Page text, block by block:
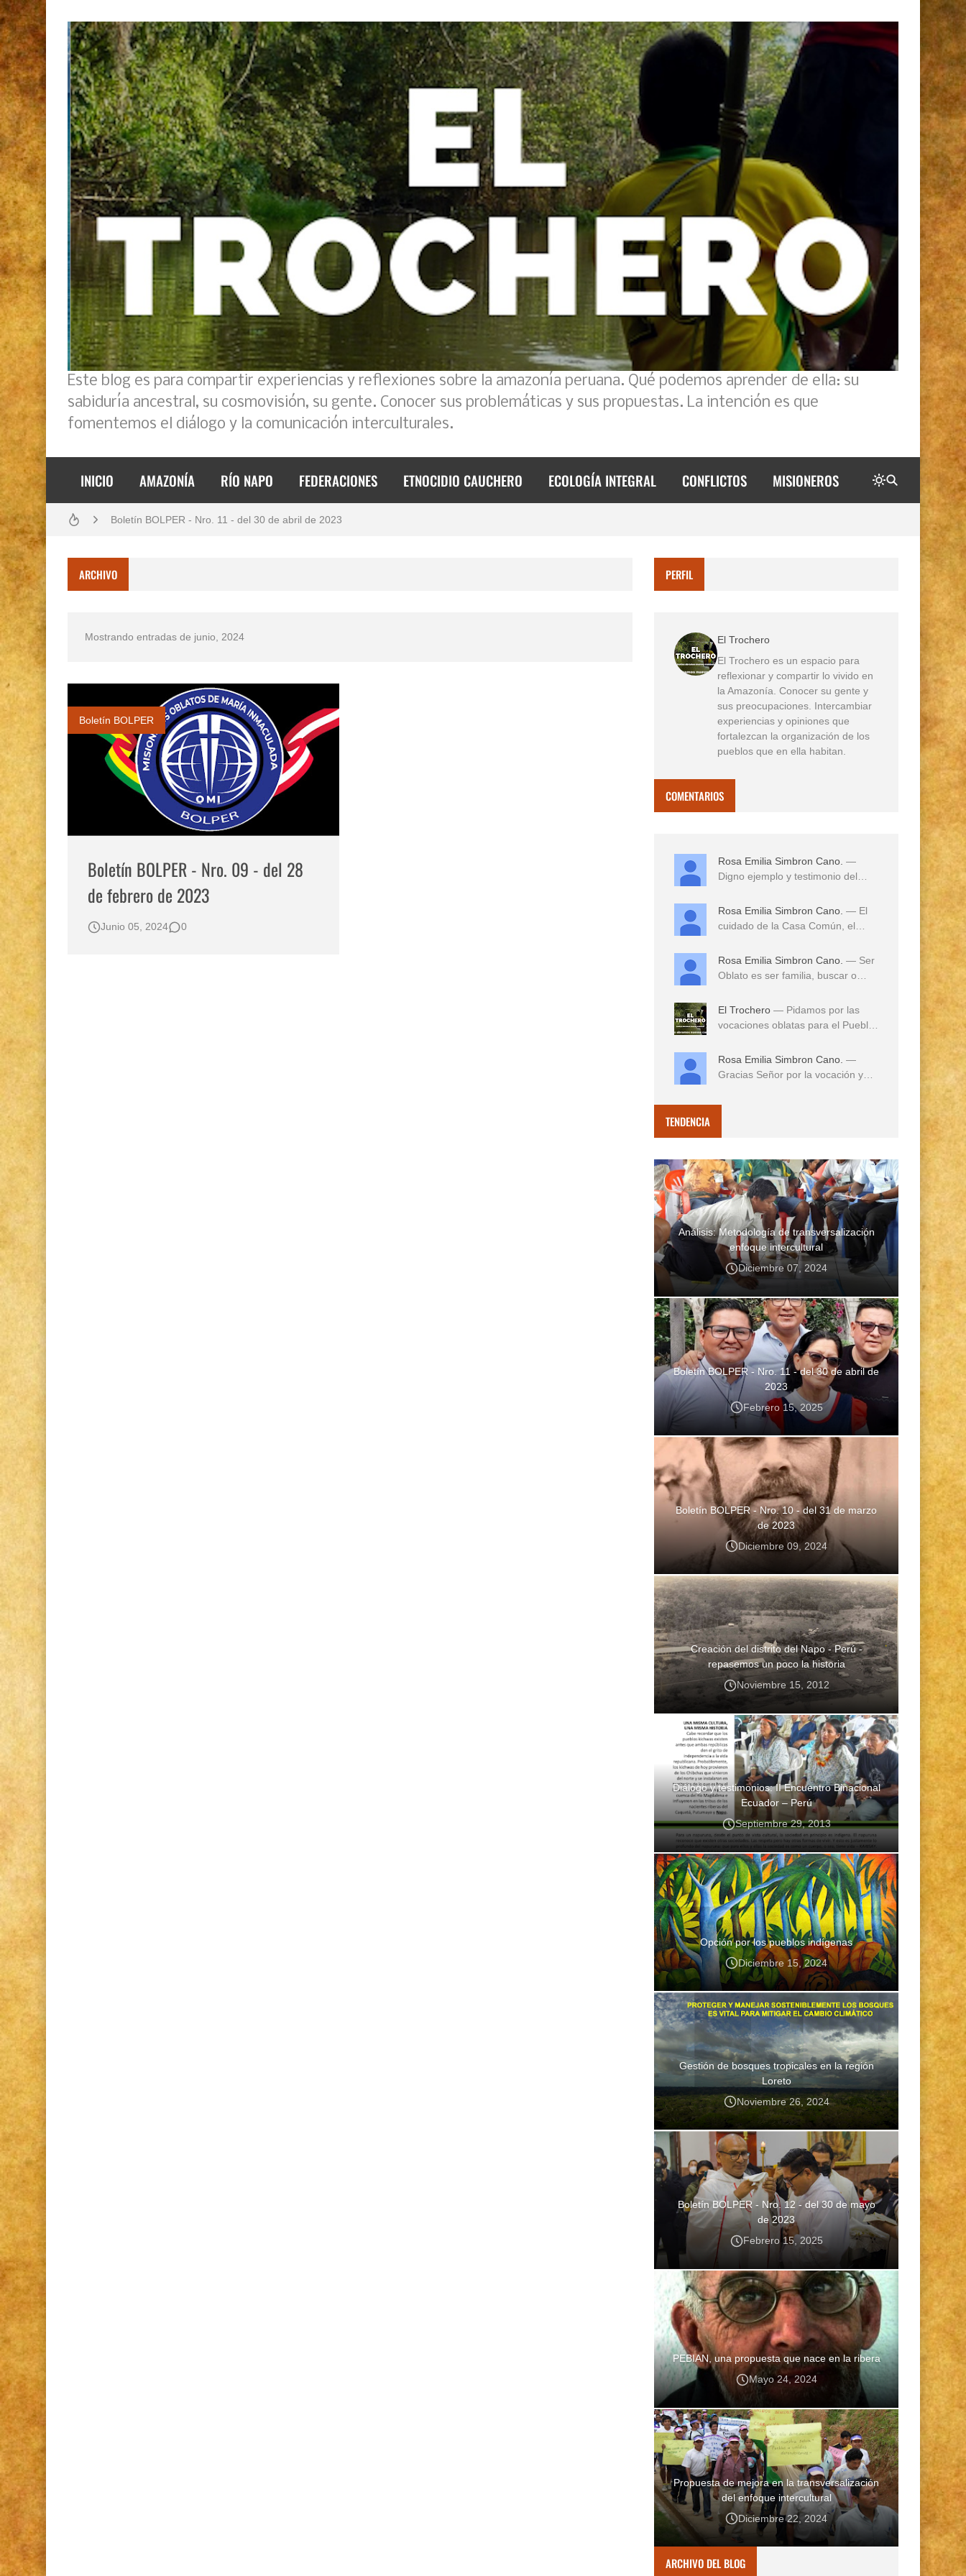
Este blog es para compartir experiencias y reflexiones sobre la amazonía peruana. Qué podemos aprender de ella: su
sabiduría ancestral, su cosmovisión, su gente. Conocer sus problemáticas y sus propuestas. La intención es que
fomentemos el diálogo y la comunicación interculturales.
INICIO AMAZONÍA RÍO NAPO FEDERACIONES ETNOCIDIO CAUCHERO ECOLOGÍA INTEGRAL CONFLICTOS MISIONEROS
Análisis: Metodología de transversalización enfoque intercultural
Boletín BOLPER - Nro. 11 - del 30 de abril de 2023
Gestión de bosques tropicales en la región Loreto
Boletín BOLPER - Nro. 12 - del 30 de mayo de 2023
ARCHIVO
Mostrando entradas de junio, 2024
Boletín BOLPER
Boletín BOLPER - Nro. 09 - del 28
de febrero de 2023
Junio 05, 2024 0
PERFIL
El Trochero
El Trochero es un espacio para
reflexionar y compartir lo vivido en
la Amazonía. Conocer su gente y
sus preocupaciones. Intercambiar
experiencias y opiniones que
fortalezcan la organización de los
pueblos que en ella habitan.
COMENTARIOS
Rosa Emilia Simbron Cano. —
Digno ejemplo y testimonio del
Rosa Emilia Simbron Cano. — El
cuidado de la Casa Común, el
Rosa Emilia Simbron Cano. — Ser
Oblato es ser familia, buscar o
El Trochero — Pidamos por las
vocaciones oblatas para el Pueblo
Rosa Emilia Simbron Cano. —
Gracias Señor por la vocación y
TENDENCIA
Análisis: Metodología de transversalización
enfoque intercultural
Diciembre 07, 2024
Boletín BOLPER - Nro. 11 - del 30 de abril de
2023
Febrero 15, 2025
Boletín BOLPER - Nro. 10 - del 31 de marzo
de 2023
Diciembre 09, 2024
Creación del distrito del Napo - Perú -
repasemos un poco la historia
Noviembre 15, 2012
Diálogo y testimonios: II Encuentro Binacional
Ecuador – Perú
Septiembre 29, 2013
Opción por los pueblos indígenas
Diciembre 15, 2024
Gestión de bosques tropicales en la región
Loreto
Noviembre 26, 2024
Boletín BOLPER - Nro. 12 - del 30 de mayo
de 2023
Febrero 15, 2025
PEBIAN, una propuesta que nace en la ribera
Mayo 24, 2024
Propuesta de mejora en la transversalización
del enfoque intercultural
Diciembre 22, 2024
ARCHIVO DEL BLOG